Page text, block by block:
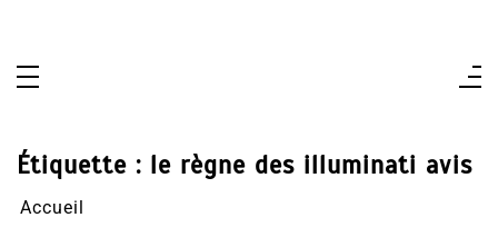
Étiquette : le règne des illuminati avis
Accueil